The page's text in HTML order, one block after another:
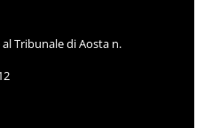
Tribunale di Aosta n.